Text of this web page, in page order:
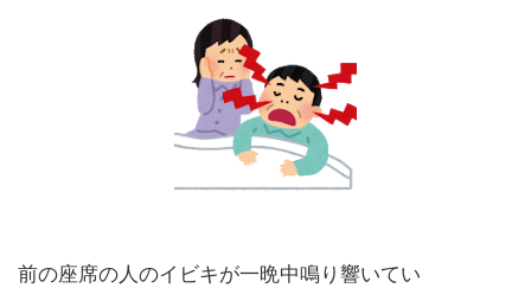
前の座席の人のイビキが一晩中鳴り響いてい